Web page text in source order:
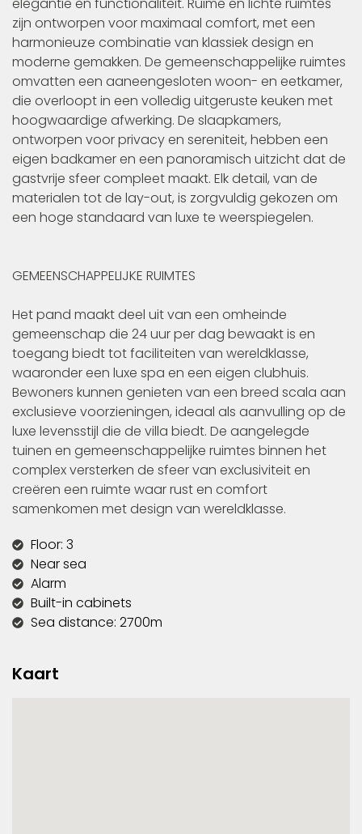
zijn ontworpen voor maximaal comfort, met een
harmonieuze combinatie van klassiek design en
moderne gemakken. De gemeenschappelijke ruimtes
omvatten een aaneengesloten woon- en eetkamer,
die overloopt in een volledig uitgeruste keuken met
hoogwaardige afwerking. De slaapkamers,
ontworpen voor privacy en sereniteit, hebben een
eigen badkamer en een panoramisch uitzicht dat de
gastvrije sfeer compleet maakt. Elk detail, van de
materialen tot de lay-out, is zorgvuldig gekozen om
een hoge standaard van luxe te weerspiegelen.
GEMEENSCHAPPELIJKE RUIMTES
Het pand maakt deel uit van een omheinde
gemeenschap die 24 uur per dag bewaakt is en
toegang biedt tot faciliteiten van wereldklasse,
waaronder een luxe spa en een eigen clubhuis.
Bewoners kunnen genieten van een breed scala aan
exclusieve voorzieningen, ideaal als aanvulling op de
luxe levensstijl die de villa biedt. De aangelegde
tuinen en gemeenschappelijke ruimtes binnen het
complex versterken de sfeer van exclusiviteit en
creëren een ruimte waar rust en comfort
samenkomen met design van wereldklasse.
Floor: 3
Near sea
Alarm
Built-in cabinets
Sea distance: 2700m
Kaart